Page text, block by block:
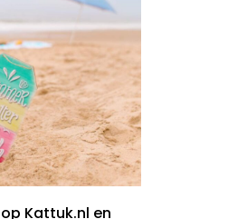
Kattuk.nl en